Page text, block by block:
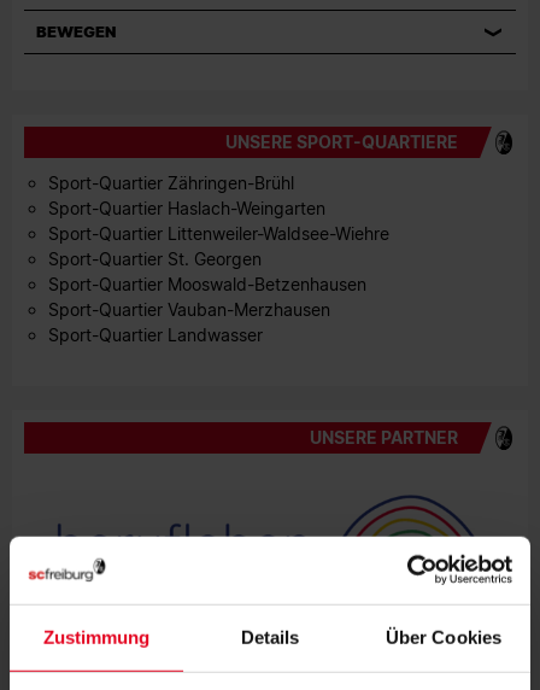
Zustimmung Details Über Cookies
BEWEGEN
UNSERE SPORT-QUARTIERE
Sport-Quartier Zähringen-Brühl
Sport-Quartier Haslach-Weingarten
Sport-Quartier Littenweiler-Waldsee-Wiehre
Sport-Quartier St. Georgen
Sport-Quartier Mooswald-Betzenhausen
Sport-Quartier Vauban-Merzhausen
Sport-Quartier Landwasser
UNSERE PARTNER